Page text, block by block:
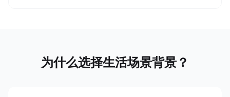
为什么选择生活场景背景？